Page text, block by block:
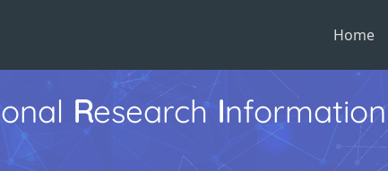
Home
Research Information